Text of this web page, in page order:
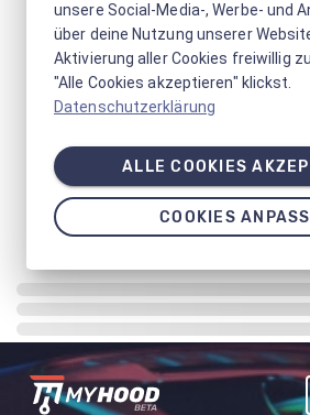
unsere Social-Media-, Werbe- und
über deine Nutzung unserer
Aktivierung aller Cookies freiwillig
"Alle Cookies akzeptieren" klickst.
Datenschutzerklärung
ALLE COOKIES
COOKIES